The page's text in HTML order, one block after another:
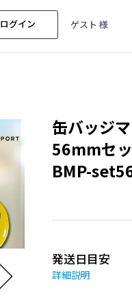
ログイン ゲスト 様
缶バッジ
56mmセ
BMP-
発送日目安
詳細説明